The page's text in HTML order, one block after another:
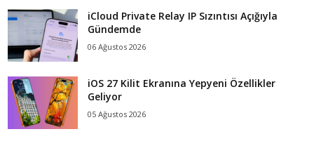
iCloud Private Relay IP Sızıntısı Açığıyla
Gündemde
06 Ağustos 2026
iOS 27 Kilit Ekranına Yepyeni Özellikler
Geliyor
05 Ağustos 2026